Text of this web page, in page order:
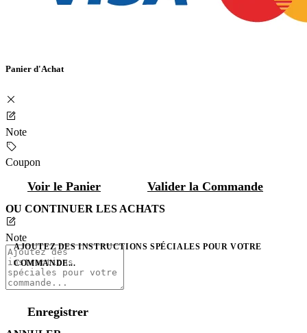
Panier d'Achat
Note
Coupon
Voir le Panier Valider la Commande
OU CONTINUER LES ACHATS
Note
AJOUTEZ DES INSTRUCTIONS SPÉCIALES POUR VOTRE
COMMANDE...
Enregistrer